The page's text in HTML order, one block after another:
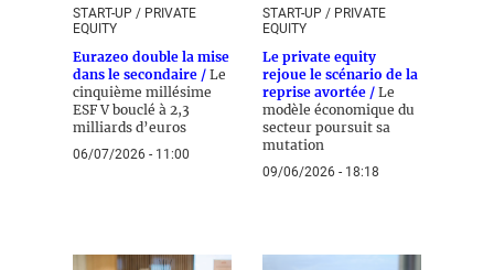
START-UP / PRIVATE
EQUITY
Eurazeo double la mise
dans le secondaire / Le
cinquième millésime
ESF V bouclé à 2,3
milliards d’euros
06/07/2026 - 11:00
START-UP / PRIVATE
EQUITY
Le private equity
rejoue le scénario de la
reprise avortée / Le
modèle économique du
secteur poursuit sa
mutation
09/06/2026 - 18:18